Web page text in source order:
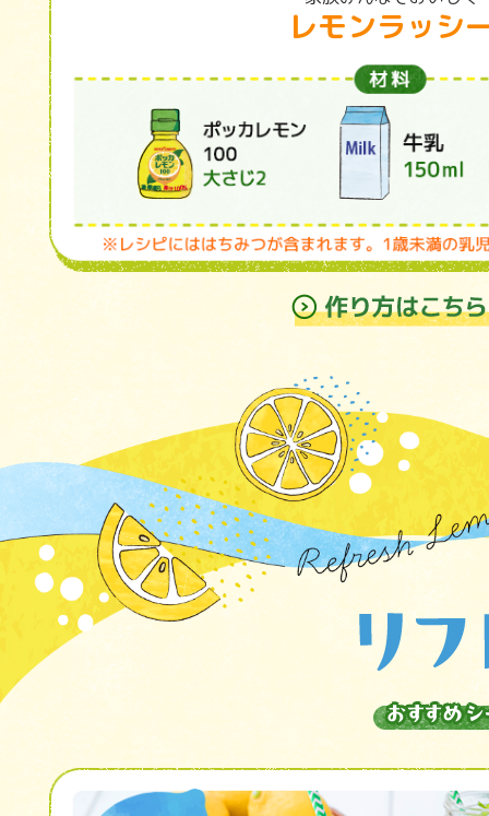
レモンラッシ